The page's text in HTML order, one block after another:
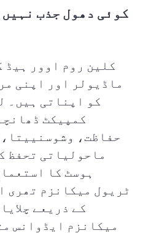
کوئی دھول جذب
کلین روم اوور ہیڈ
ماڈیولر اور اپنی
کو اپناتی ہیں۔
کمپیکٹ
حفاظت،
ماحولیاتی تحفظ
ہوسٹ کا
ٹریول میکانزم تھری
کے ذریعے
میکانزم ایڈوانس